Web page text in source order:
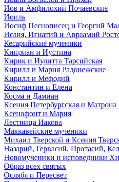
Иов и Амфилохий Почаевские
Иоиль
Иосиф Песнописец и Георгий
Исаия, Игнатий и Авраамий
Кесарийские мученики
Киприан и Иустина
Кирик и Иулитта Тарсийская
Кирилл и Мария Радонежские
Кирилл и Мефодий
Константин и Елена
Косма и Дамиан
Ксения Петербургская и Матрона
Ксенофонт и Мария
Лестница Иакова
Маккавейские мученики
Михаил Тверской и Ксения
Назарий, Гервасий, Протасий,
Новомученики и исповедники
Образ всех святых
Ослябя и Пересвет